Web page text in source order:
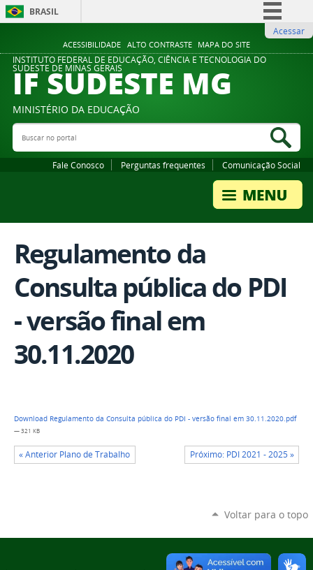
ACESSIBILIDADE ALTO CONTRASTE MAPA DO SITE
BRASIL
Comunica BR
Participe
Legislação
Acessar
INSTITUTO FEDERAL DE EDUCAÇÃO, CIÊNCIA E TECNOLOGIA DO
SUDESTE DE MINAS GERAIS
IF SUDESTE MG
MINISTÉRIO DA EDUCAÇÃO
Buscar no portal
Fale Conosco Perguntas frequentes Comunicação Social
Regulamento da
Consulta pública do PDI
- versão final em
30.11.2020
Download Regulamento da Consulta pública do PDI - versão final em 30.11.2020.pdf
— 321 KB
« Anterior Plano de Trabalho Próximo: PDI 2021 - 2025 »
Voltar para o topo